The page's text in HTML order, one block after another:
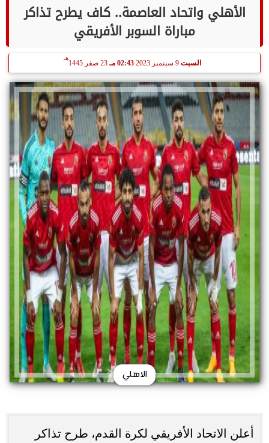
الأهلي واتحاد العاصمة.. كاف يطرح تذاكر
مباراة السوبر الأفريقي
السبت 9 سبتمبر 2023 02:43 مـ 23 صفر 1445
هـ
الاهلي
أعلن الاتحاد الأفريقي لكرة القدم، طرح تذاكر